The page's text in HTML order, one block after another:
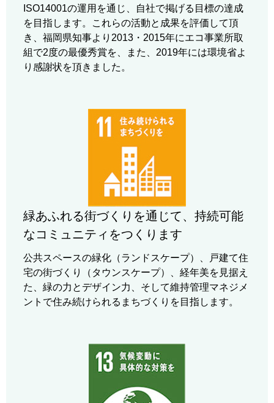
ISO14001の運用を通じ、自社で掲げる目標の達成
を目指します。これらの活動と成果を評価して頂
き、福岡県知事より2013・2015年にエコ事業所取
組で2度の最優秀賞を、また、2019年には環境省よ
り感謝状を頂きました。
緑あふれる街づくりを通じて、持続可能
なコミュニティをつくります
公共スペースの緑化（ランドスケープ）、戸建て住
宅の街づくり（タウンスケープ）、経年美を見据え
た、緑の力とデザイン力、そして維持管理マネジメ
ントで住み続けられるまちづくりを目指します。